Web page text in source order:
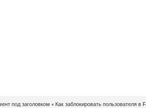
под заголовком « Как заблокировать пользователя в